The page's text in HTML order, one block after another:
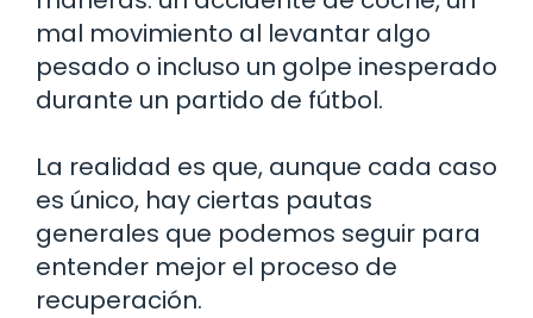
mal movimiento al levantar algo
pesado o incluso un golpe inesperado
durante un partido de fútbol.
La realidad es que, aunque cada caso
es único, hay ciertas pautas
generales que podemos seguir para
entender mejor el proceso de
recuperación.